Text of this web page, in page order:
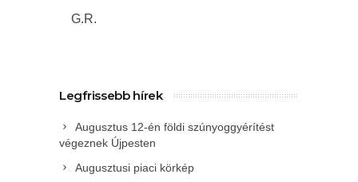
G.R.
Legfrissebb hírek
Augusztus 12-én földi szúnyoggyérítést
végeznek Újpesten
Augusztusi piaci körkép